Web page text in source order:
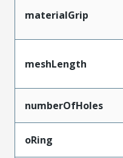
materialGrip
meshLength
numberOfHoles
oRing